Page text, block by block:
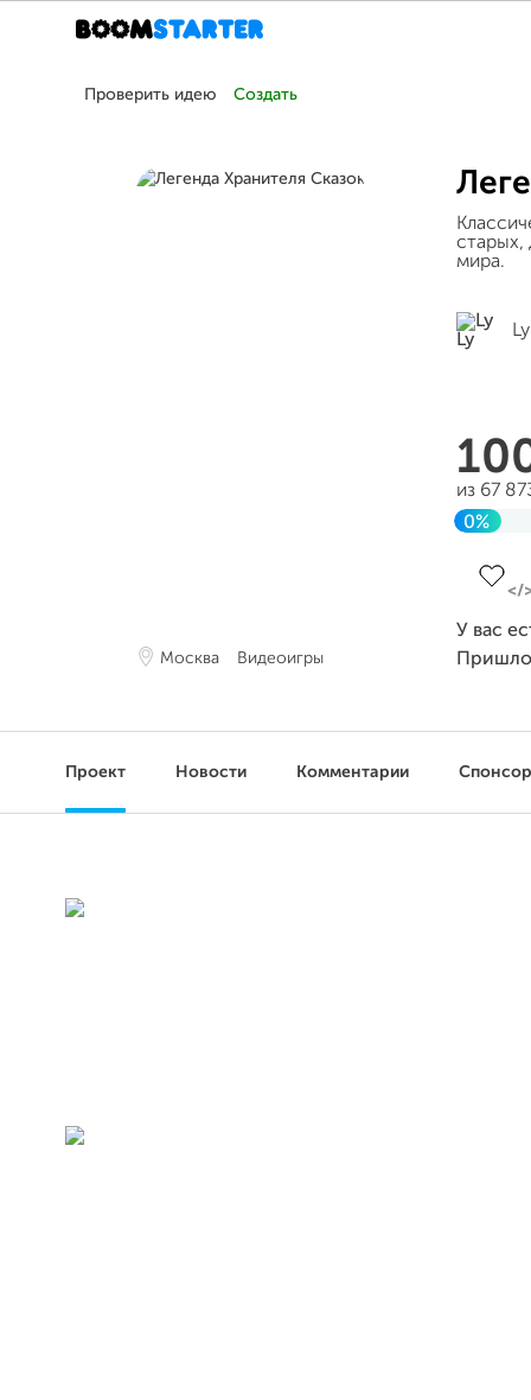
Проверить идею Создать
Москва Видеоигры
старых,
мира.
из 67
0%
У вас
Проект Новости Комментарии